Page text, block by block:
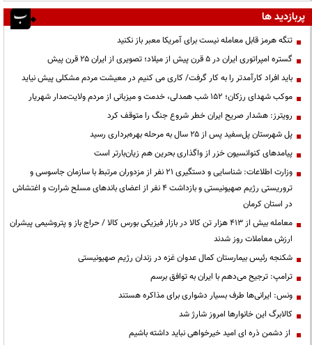
پربازدید ها
تنگه هرمز قابل معامله نیست برای آمریکا معبر باز نکنید
گستره امپراتوری ایران در ۵ قرن پیش از میلاد؛ تصویری از ایران ۲۵ قرن پیش
باید افراد کارآمدتر را به کار گرفت/ کاری می کنیم در معیشت مردم مشکلی پیش نیاید
موکب شهدای رزکان؛ ۱۵۲ شب همدلی، خدمت و میزبانی از مردم ولایت‌مدار شهریار
رویترز: هشدار صریح ایران خطر شروع جنگ را متوقف کرد
پل شهرستان پل‌سفید پس از ۲۵ سال به مرحله بهره‌برداری رسید
پیامدهای کنوانسیون خزر از واگذاری بحرین هم زیان‌بارتر است
وزارت اطلاعات: شناسایی و دستگیری ۲۱ نفر از مزدوران مرتبط با سازمان جاسوسی و
تروریستی رژیم صهیونیستی و بازداشت ۴ نفر از اعضای باندهای مسلح شرارت و اغتشاش
در استان کرمان
معامله بیش از ۴۱۳ هزار تن کالا در بازار فیزیکی بورس کالا / حراج باز و پتروشیمی پیشران
ارزش معاملات روز شدند
شکنجه رئیس بیمارستان کمال عدوان غزه در زندان رژیم صهیونیستی
ترامپ: ترجیح می‌دهم با ایران به توافق برسم
ونس: ایرانی‌ها طرف بسیار دشواری برای مذاکره هستند
کالابرگ این خانوارها امروز شارژ شد
از دشمن ذره ای امید خیرخواهی نباید داشته باشیم